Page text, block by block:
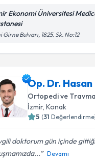
Ekonomi Üniversitesi
Girne Bulvarı, 1825. Sk. No:12
Op. Dr. Hasan
Ortopedi ve
İzmir, Konak
5 (31
doktorum gün içinde
Devamı